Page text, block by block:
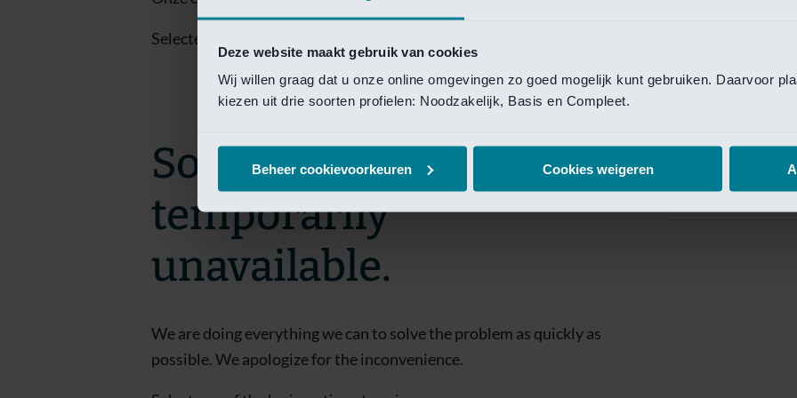
Deze website maakt gebruik van cookies
Wij willen graag dat u onze online omgevingen zo goed mogelijk kunt gebruiken. Daarvoor
kiezen uit drie soorten profielen: Noodzakelijk, Basis en Compleet.
Beheer cookievoorkeuren Cookies weigeren
Van Lanschot
Selecteer een van de login opties om toegang te krijgen.
Sorry! This page is
temporarily
unavailable.
We are doing everything we can to solve the problem as quickly as
possible. We apologize for the inconvenience.